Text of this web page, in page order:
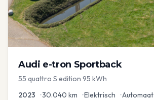
Audi e-tron Sportback
55 quattro S edition 95 kWh
2023 •30.040 km •Elektrisch •Automaat